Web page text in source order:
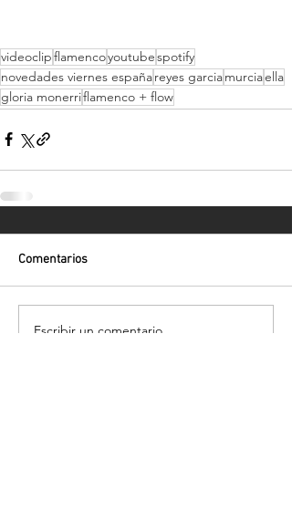
videoclipflamencoyoutubespotify
novedades viernes españareyes garciamurciaella
gloria monerriflamenco + flow
Comentarios
Escribir un comentario...